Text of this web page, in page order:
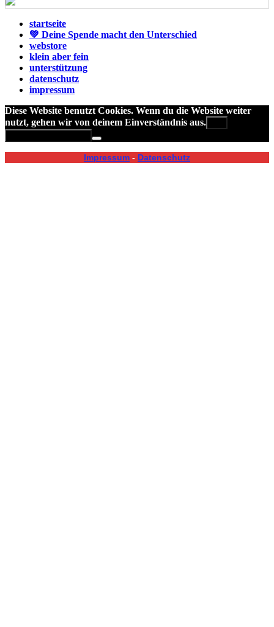
startseite
💚 Deine Spende macht den Unterschied
webstore
klein aber fein
unterstützung
datenschutz
impressum
Diese Website benutzt Cookies. Wenn du die Website weiter
nutzt, gehen wir von deinem Einverständnis aus.
Impressum - Datenschutz